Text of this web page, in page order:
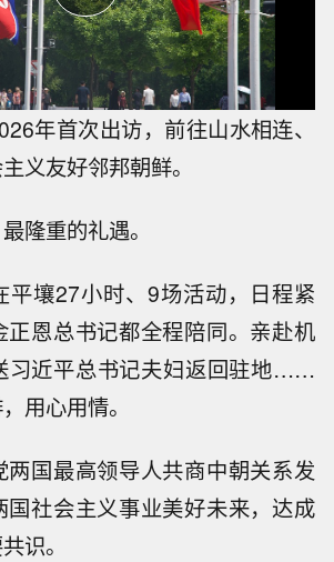
年首次出访，前往山水相连、
义友好邻邦朝鲜。
隆重的礼遇。
平壤27小时、9场活动，日程紧
正恩总书记都全程陪同。亲赴机
习近平总书记夫妇返回驻地……
用心用情。
国最高领导人共商中朝关系发
国社会主义事业美好未来，达成
识。